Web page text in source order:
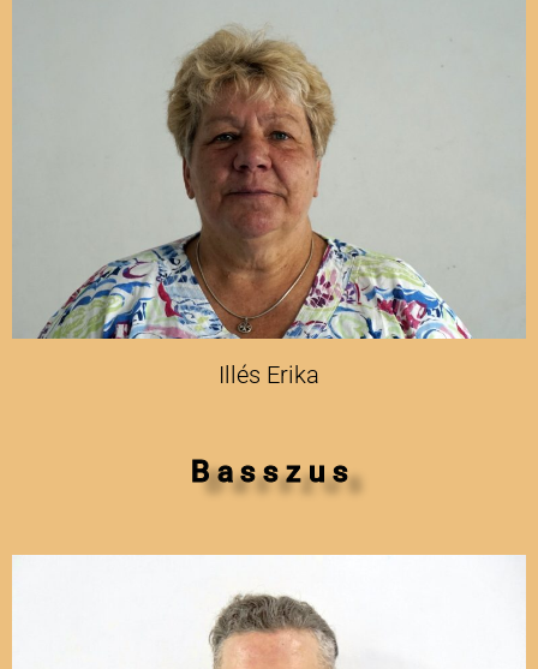
Illés Erika
B a s s z u s